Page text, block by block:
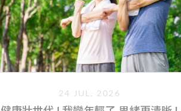
24 JUL, 2026